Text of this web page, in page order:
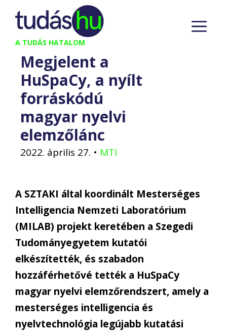
Kilépés
tartalomba
A TUDÁS HATALOM
Megjelent a
HuSpaCy, a nyílt
forráskódú
magyar nyelvi
elemzőlánc
2022. április 27. • MTI
A SZTAKI által koordinált Mesterséges
Intelligencia Nemzeti Laboratórium
(MILAB) projekt keretében a Szegedi
Tudományegyetem kutatói
elkészítették, és szabadon
hozzáférhetővé tették a HuSpaCy
magyar nyelvi elemzőrendszert, amely a
mesterséges intelligencia és
nyelvtechnológia legújabb kutatási